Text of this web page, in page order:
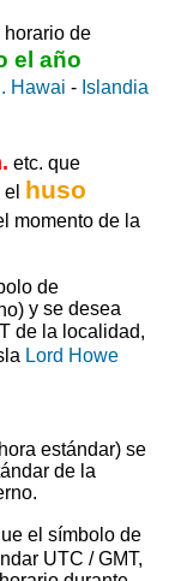
horario de
el año
Hawai - Islandia
etc. que
huso
momento de la
de
y se desea
de la localidad,
Lord Howe
se
de la
el símbolo de
UTC / GMT,